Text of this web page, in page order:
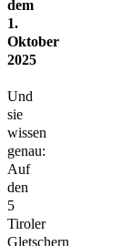
dem
1.
Oktober
2025
Und
sie
wissen
genau:
Auf
den
5
Tiroler
Gletschern